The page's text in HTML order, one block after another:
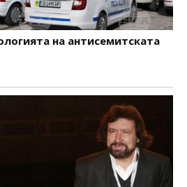
на антисемитската